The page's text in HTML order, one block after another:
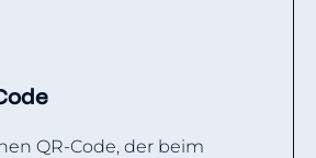
QR-Code, der beim